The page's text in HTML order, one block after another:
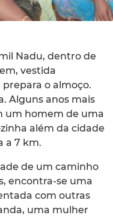
Nadu, dentro de
vestida
o almoço.
Alguns anos mais
um homem de uma
além da cidade
a 7 km.
de um caminho
encontra-se uma
com outras
uma mulher